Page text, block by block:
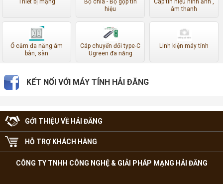
hiệu
âm thanh
Ổ cắm đa năng âm
bàn, sàn
Cáp chuyển đổi type-C
Ugreen đa năng
Linh kiện máy tính
KẾT NỐI VỚI MÁY TÍNH HẢI ĐĂNG
GỚI THIỆU VỀ HẢI ĐĂNG
HỖ TRỢ KHÁCH HÀNG
CÔNG TY TNHH CÔNG NGHỆ & GIẢI PHÁP MẠNG HẢI ĐĂNG